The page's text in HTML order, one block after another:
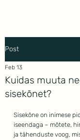
Post
Kuidas muuta
sisekõnet?
Feb 13
Sisekõne on inimese
iseendaga – mõtete,
ja tähenduste voog,